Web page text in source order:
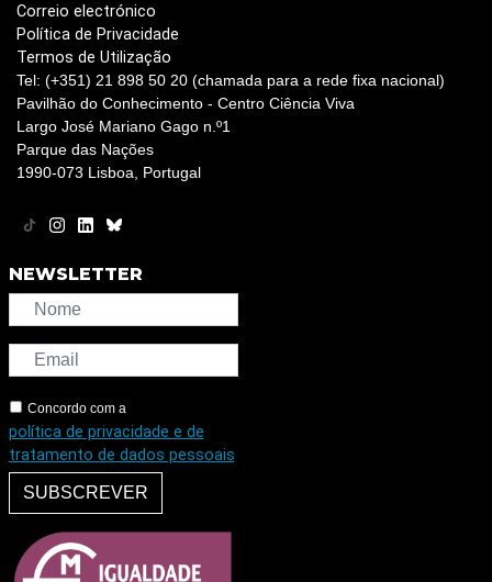
Correio electrónico
Política de Privacidade
Termos de Utilização
Tel: (+351) 21 898 50 20 (chamada para a rede fixa nacional)
Pavilhão do Conhecimento - Centro Ciência Viva
Largo José Mariano Gago n.º1
Parque das Nações
1990-073 Lisboa, Portugal
NEWSLETTER
Concordo com a
política de privacidade e de
tratamento de dados pessoais
SUBSCREVER